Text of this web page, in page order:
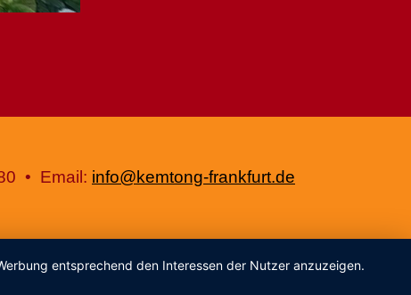
• Email: info@kemtong-frankfurt.de
entsprechend den Interessen der Nutzer anzuzeigen.